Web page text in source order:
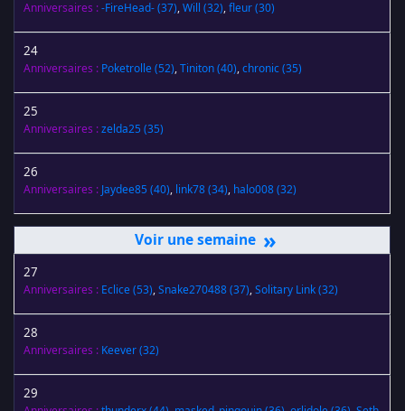
Anniversaires :-FireHead-(37),Will (32),fleur(30)
24
Anniversaires : Poketrolle(52),Tiniton(40),chronic(35)
25
Anniversaires :zelda25 (35)
26
Anniversaires : Jaydee85 (40), link78(34), halo008(32)
»
27
Anniversaires : Eclice(53),Snake270488(37),Solitary Link(32)
28
Anniversaires : Keever(32)
29